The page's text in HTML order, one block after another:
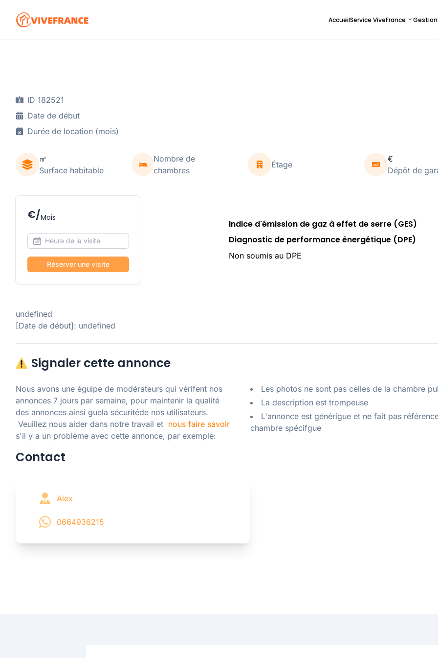
AccueilService ViveFrance Gestion
ID 182521
Date de début
Durée de location (mois)
㎡
Surface habitable
Nombre de
chambres
Étage
€
Dépôt de
€/Mois
Réserver une visite
Indice d'émission de gaz à effet de serre (GES)
Diagnostic de performance énergétique (DPE)
Non soumis au DPE
undefined
[Date de début]: undefined
Signaler cette annonce
Nous avons une éguipe de modérateurs qui vérifent nos
annonces 7 jours par semaine, pour maintenir la qualité
des annonces ainsi guela sécuritéde nos utilisateurs.
Veuillez nous aider dans notre travail et nous faire savoir
s'il y a un problème avec cette annonce, par exemple:
Les photos ne sont pas celles de la chambre
La description est trompeuse
L'annonce est générigue et ne fait pas
chambre spécifgue
Contact
Alex
0664936215